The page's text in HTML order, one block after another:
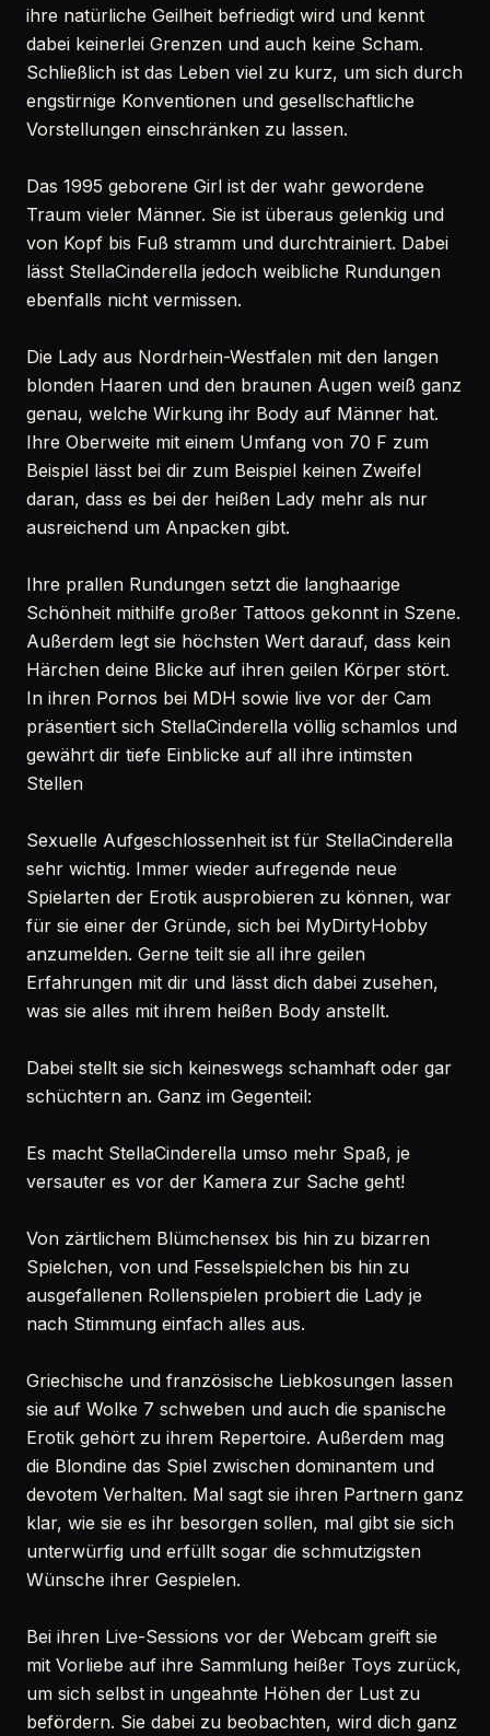
ihre natürliche Geilheit befriedigt wird und kennt
dabei keinerlei Grenzen und auch keine Scham.
Schließlich ist das Leben viel zu kurz, um sich durch
engstirnige Konventionen und gesellschaftliche
Vorstellungen einschränken zu lassen.
Das 1995 geborene Girl ist der wahr gewordene
Traum vieler Männer. Sie ist überaus gelenkig und
von Kopf bis Fuß stramm und durchtrainiert. Dabei
lässt StellaCinderella jedoch weibliche Rundungen
ebenfalls nicht vermissen.
Die Lady aus Nordrhein-Westfalen mit den langen
blonden Haaren und den braunen Augen weiß ganz
genau, welche Wirkung ihr Body auf Männer hat.
Ihre Oberweite mit einem Umfang von 70 F zum
Beispiel lässt bei dir zum Beispiel keinen Zweifel
daran, dass es bei der heißen Lady mehr als nur
ausreichend um Anpacken gibt.
Ihre prallen Rundungen setzt die langhaarige
Schönheit mithilfe großer Tattoos gekonnt in Szene.
Außerdem legt sie höchsten Wert darauf, dass kein
Härchen deine Blicke auf ihren geilen Körper stört.
In ihren Pornos bei MDH sowie live vor der Cam
präsentiert sich StellaCinderella völlig schamlos und
gewährt dir tiefe Einblicke auf all ihre intimsten
Stellen
Sexuelle Aufgeschlossenheit ist für StellaCinderella
sehr wichtig. Immer wieder aufregende neue
Spielarten der Erotik ausprobieren zu können, war
für sie einer der Gründe, sich bei MyDirtyHobby
anzumelden. Gerne teilt sie all ihre geilen
Erfahrungen mit dir und lässt dich dabei zusehen,
was sie alles mit ihrem heißen Body anstellt.
Dabei stellt sie sich keineswegs schamhaft oder gar
schüchtern an. Ganz im Gegenteil:
Es macht StellaCinderella umso mehr Spaß, je
versauter es vor der Kamera zur Sache geht!
Von zärtlichem Blümchensex bis hin zu bizarren
Spielchen, von und Fesselspielchen bis hin zu
ausgefallenen Rollenspielen probiert die Lady je
nach Stimmung einfach alles aus.
Griechische und französische Liebkosungen lassen
sie auf Wolke 7 schweben und auch die spanische
Erotik gehört zu ihrem Repertoire. Außerdem mag
die Blondine das Spiel zwischen dominantem und
devotem Verhalten. Mal sagt sie ihren Partnern ganz
klar, wie sie es ihr besorgen sollen, mal gibt sie sich
unterwürfig und erfüllt sogar die schmutzigsten
Wünsche ihrer Gespielen.
Bei ihren Live-Sessions vor der Webcam greift sie
mit Vorliebe auf ihre Sammlung heißer Toys zurück,
um sich selbst in ungeahnte Höhen der Lust zu
befördern. Sie dabei zu beobachten, wird dich ganz